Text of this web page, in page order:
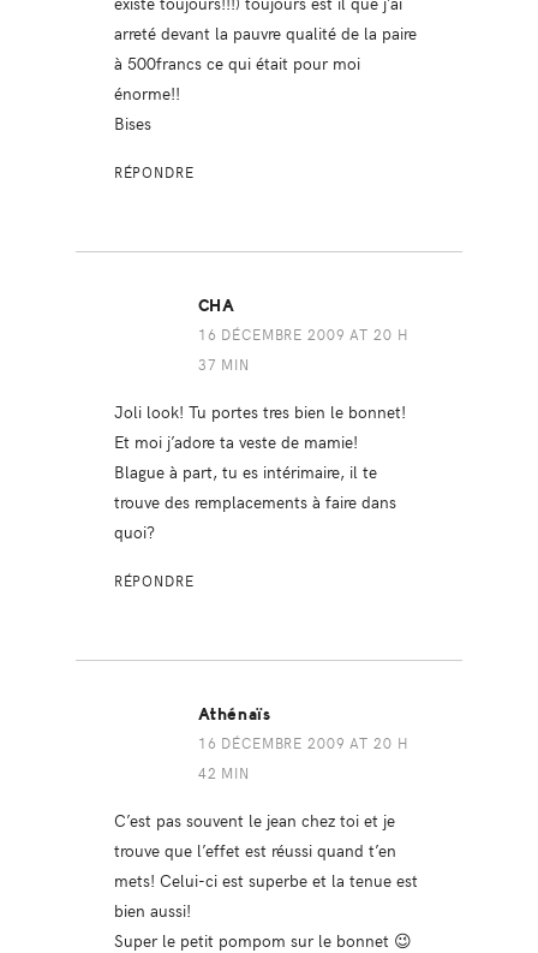
arreté devant la pauvre qualité de la paire
à 500francs ce qui était pour moi
énorme!!
Bises
RÉPONDRE
CHA
16 DÉCEMBRE 2009 AT 20 H
37 MIN
Joli look! Tu portes tres bien le bonnet!
Et moi j’adore ta veste de mamie!
Blague à part, tu es intérimaire, il te
trouve des remplacements à faire dans
quoi?
RÉPONDRE
Athénaïs
16 DÉCEMBRE 2009 AT 20 H
42 MIN
C’est pas souvent le jean chez toi et je
trouve que l’effet est réussi quand t’en
mets! Celui-ci est superbe et la tenue est
bien aussi!
Super le petit pompom sur le bonnet 😉